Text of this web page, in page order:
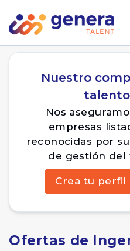
Nuestro
Nos
empresas
reconocidas por
de gestión del
Crea tu perfil
Ofertas de